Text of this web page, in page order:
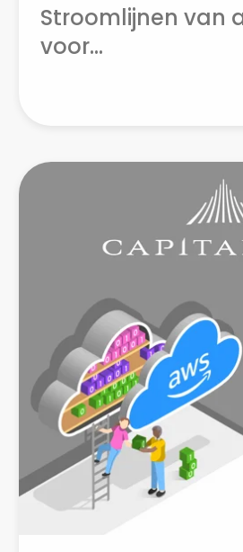
Stroomlijnen van
voor...